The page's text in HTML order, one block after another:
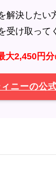
解決したい
受け取って
大2,450円
ニーの公